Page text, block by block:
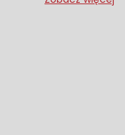
w naszej
wpłynie na
dokonanego przed